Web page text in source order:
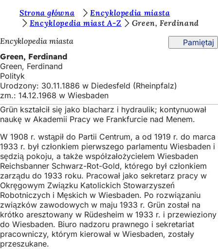
Przejdź do treści
s
t
e
ś
t
u
t
a
j
:
Strona główna
Encyklopedia miasta
Encyklopedia miast A-Z
Green, Ferdinand
Encyklopedia miasta
Pamiętaj
Green, Ferdinand
Green, Ferdinand
Polityk
Urodzony: 30.11.1886 w Diedesfeld (Rheinpfalz)
zm.: 14.12.1968 w Wiesbaden
Grün kształcił się jako blacharz i hydraulik; kontynuował
naukę w Akademii Pracy we Frankfurcie nad Menem.
W 1908 r. wstąpił do Partii Centrum, a od 1919 r. do marca
1933 r. był członkiem pierwszego parlamentu Wiesbaden i
sędzią pokoju, a także współzałożycielem Wiesbaden
Reichsbanner Schwarz-Rot-Gold, którego był członkiem
zarządu do 1933 roku. Pracował jako sekretarz pracy w
Okręgowym Związku Katolickich Stowarzyszeń
Robotniczych i Męskich w Wiesbaden. Po rozwiązaniu
związków zawodowych w maju 1933 r. Grün został na
krótko aresztowany w Rüdesheim w 1933 r. i przewieziony
do Wiesbaden. Biuro nadzoru prawnego i sekretariat
pracowniczy, którym kierował w Wiesbaden, zostały
przeszukane.